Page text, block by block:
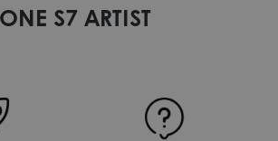
ONE S7 ARTIST